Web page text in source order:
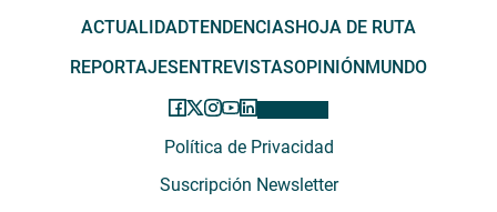
ACTUALIDADTENDENCIAS HOJA DE RUTA
REPORTAJES ENTREVISTASOPINIÓN MUNDO
Política de Privacidad
Suscripción Newsletter